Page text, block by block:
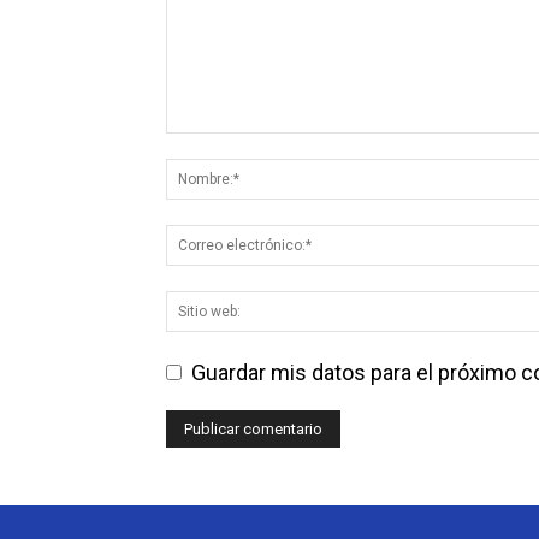
Guardar mis datos para el próximo